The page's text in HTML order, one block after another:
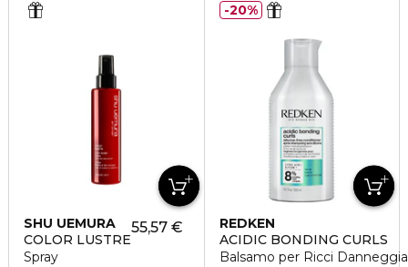
SHU UEMURA
COLOR LUSTRE
Spray
55,57 €
REDKEN
ACIDIC BONDING CURLS
Balsamo per Ricci
20%